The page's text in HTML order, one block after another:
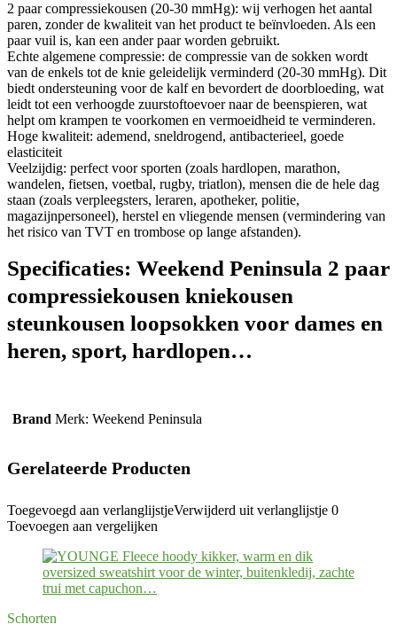
2 paar compressiekousen (20-30 mmHg): wij verhogen het aantal
paren, zonder de kwaliteit van het product te beïnvloeden. Als een
paar vuil is, kan een ander paar worden gebruikt.
Echte algemene compressie: de compressie van de sokken wordt
van de enkels tot de knie geleidelijk verminderd (20-30 mmHg). Dit
biedt ondersteuning voor de kalf en bevordert de doorbloeding, wat
leidt tot een verhoogde zuurstoftoevoer naar de beenspieren, wat
helpt om krampen te voorkomen en vermoeidheid te verminderen.
Hoge kwaliteit: ademend, sneldrogend, antibacterieel, goede
elasticiteit
Veelzijdig: perfect voor sporten (zoals hardlopen, marathon,
wandelen, fietsen, voetbal, rugby, triatlon), mensen die de hele dag
staan (zoals verpleegsters, leraren, apotheker, politie,
magazijnpersoneel), herstel en vliegende mensen (vermindering van
het risico van TVT en trombose op lange afstanden).
Specificaties: Weekend Peninsula 2 paar
compressiekousen kniekousen
steunkousen loopsokken voor dames en
heren, sport, hardlopen…
Brand Merk: Weekend Peninsula
Gerelateerde Producten
Toegevoegd aan verlanglijstjeVerwijderd uit verlanglijstje 0
Toevoegen aan vergelijken
Schorten